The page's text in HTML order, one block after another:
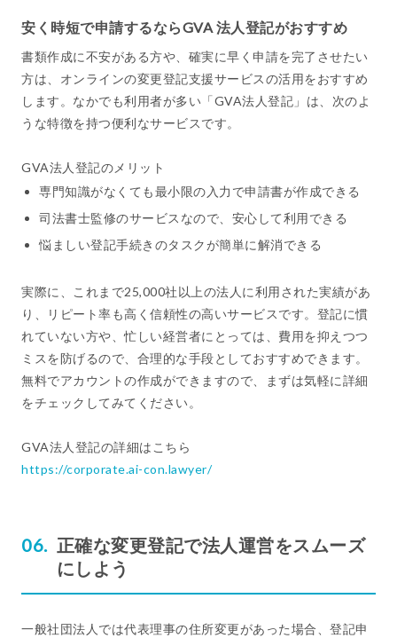
安く時短で申請するならGVA 法人登記がおすすめ
書類作成に不安がある方や、確実に早く申請を完了させたい
方は、オンラインの変更登記支援サービスの活用をおすすめ
します。なかでも利用者が多い「GVA法人登記」は、次のよ
うな特徴を持つ便利なサービスです。
GVA法人登記のメリット
専門知識がなくても最小限の入力で申請書が作成できる
司法書士監修のサービスなので、安心して利用できる
悩ましい登記手続きのタスクが簡単に解消できる
実際に、これまで25,000社以上の法人に利用された実績があ
り、リピート率も高く信頼性の高いサービスです。登記に慣
れていない方や、忙しい経営者にとっては、費用を抑えつつ
ミスを防げるので、合理的な手段としておすすめできます。
無料でアカウントの作成ができますので、まずは気軽に詳細
をチェックしてみてください。
GVA法人登記の詳細はこちら
https://corporate.ai-con.lawyer/
正確な変更登記で法人運営をスムーズ
にしよう
一般社団法人では代表理事の住所変更があった場合、登記申